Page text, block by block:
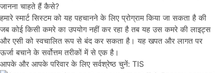
जानना चाहते हैं कैसे?
हमारे स्मार्ट सिस्टम को यह पहचानने के लिए प्रोग्राम किया जा सकता है की
जब कोई किसी कमरे का उपयोग नहीं कर रहा है तब यह उस कमरे की लाइट्स
और एसी को स्वचालित रूप से बंद कर सकता है। यह खपत और लागत पर
ऊर्जा बचाने के सर्वोत्तम तरीकों में से एक है।
आपके और आपके परिवार के लिए सर्वश्रेष्ठ चुनें: TIS